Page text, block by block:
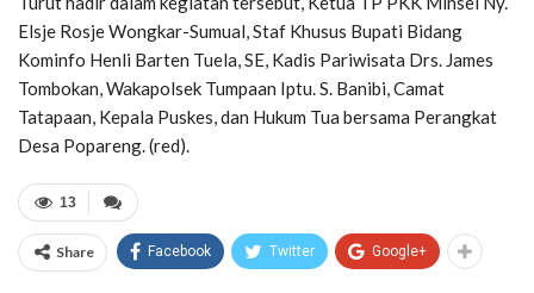
Elsje Rosje Wongkar-Sumual, Staf Khusus Bupati Bidang
Kominfo Henli Barten Tuela, SE, Kadis Pariwisata Drs. James
Tombokan, Wakapolsek Tumpaan Iptu. S. Banibi, Camat
Tatapaan, Kepala Puskes, dan Hukum Tua bersama Perangkat
Desa Popareng. (red).
13
Share Facebook Twitter Google+